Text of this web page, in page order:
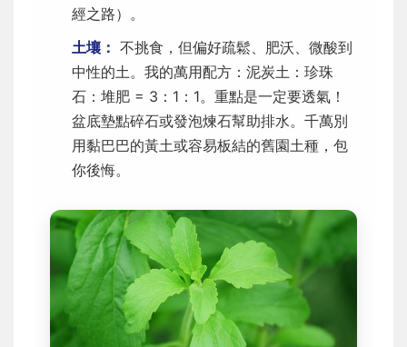
經之路）。
土壤： 不挑食，但偏好疏鬆、肥沃、微酸到
中性的土。我的萬用配方：泥炭土：珍珠
石：堆肥 = 3：1：1。重點是一定要透氣！
盆底墊點碎石或發泡煉石幫助排水。千萬別
用黏巴巴的黃土或容易板結的舊園土種，包
你後悔。